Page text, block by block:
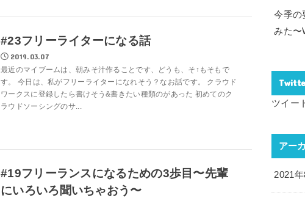
#23フリーライターになる話
2019.03.07
最近のマイブームは、朝みそ汁作ることです、どうも、そ↑もそもで
す。 今日は、私がフリーライターになれそう？なお話です。 クラウド
ワークスに登録したら書けそう&書きたい種類のがあった 初めてのク
ラウドソーシングのサ...
#19フリーランスになるための3歩目〜先輩
にいろいろ聞いちゃおう〜
今季の
みた〜
ツイー
アー
2021年